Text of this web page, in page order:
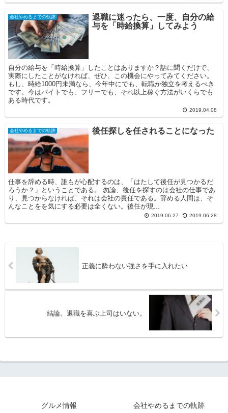
会社やめるまでの軌跡
退職に迷ったら、一度、自分の給
与を「時給換算」してみよう
自分の給与を「時給換算」したことはありますか？話に聞くだけで、
実際にしたことがなければ、ぜひ、この機会にやってみてください。
もし、時給1000円未満なら、今年中にでも、転職か独立を考えるべき
です。今はバイトでも、フリーでも、それ以上稼ぐ方法がいくらでも
ある時代です。
2019.04.08
会社やめるまでの軌跡 後任探しを任されることになった
仕事を辞める時、誰もが心配するのは、「はたして後任が見つかるだ
ろうか？」ということである。 勿論、後任を探すのは会社の仕事であ
り、見つからなければ、それは会社の責任である。辞める人間は、そ
んなことをを気にする必要は全くない。後任が現...
2019.06.27 2019.06.28
正義に酔わない強さを手に入れたい
結論。退職を喜ぶ上司はいない。
グルメ情報 会社やめるまでの軌跡